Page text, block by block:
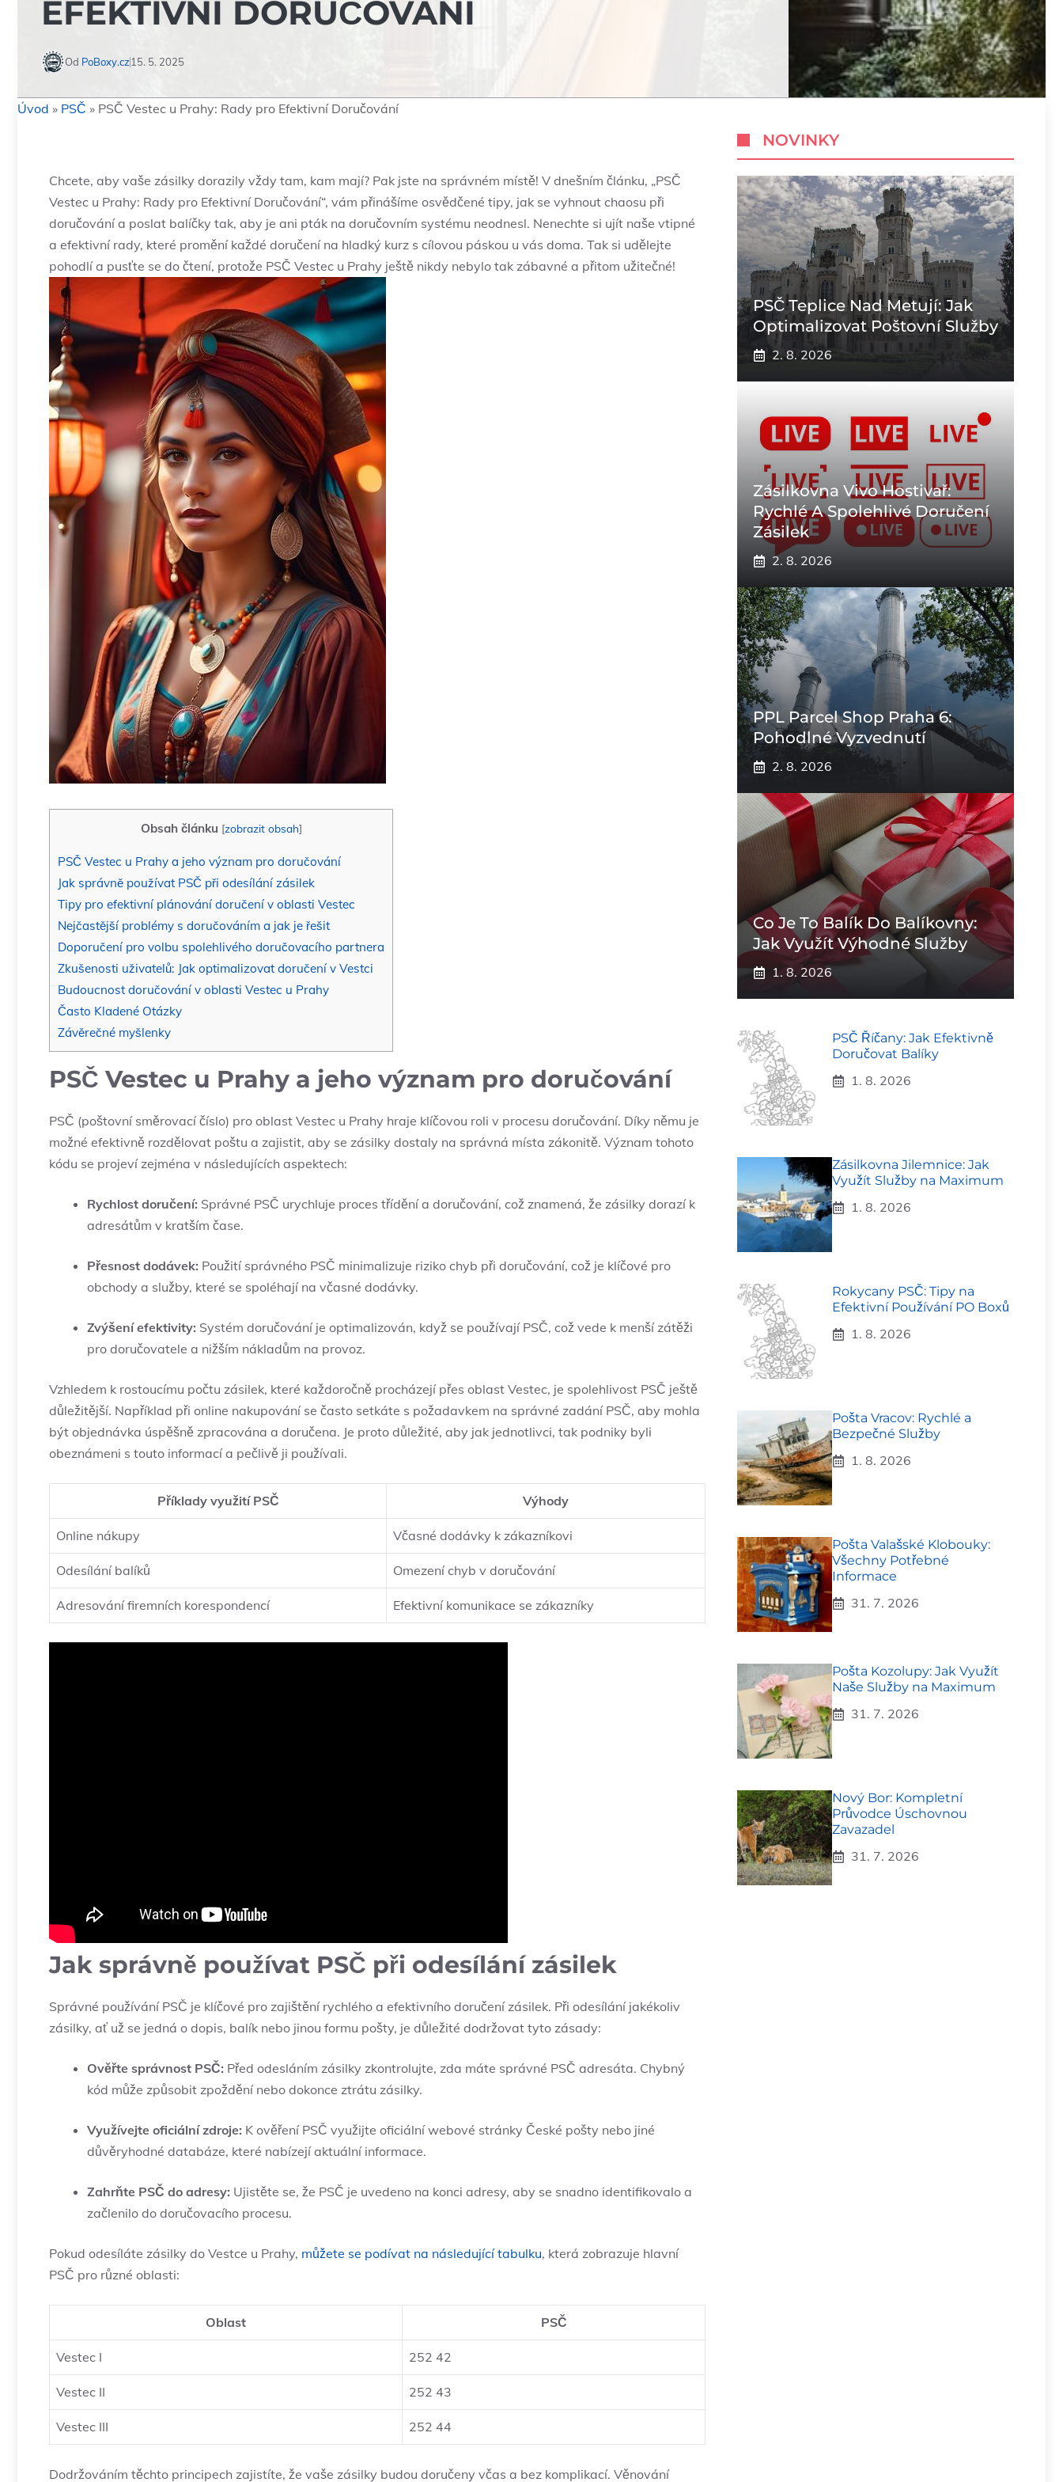
EFEKTIVNÍ DORUČOVÁNÍ
Od PoBoxy.cz 15. 5. 2025
Úvod » PSČ » PSČ Vestec u Prahy: Rady pro Efektivní Doručování
Chcete, aby vaše zásilky dorazily vždy tam, kam mají? Pak jste na správném místě! V dnešním článku, „PSČ
Vestec u Prahy: Rady pro Efektivní Doručování“, vám přinášíme osvědčené tipy, jak se vyhnout chaosu při
doručování a poslat balíčky tak, aby je ani pták na doručovním systému neodnesl. Nenechte si ujít naše vtipné
a efektivní rady, které promění každé doručení na hladký kurz s cílovou páskou u vás doma. Tak si udělejte
pohodlí a pusťte se do čtení, protože PSČ Vestec u Prahy ještě nikdy nebylo tak zábavné a přitom užitečné!
Obsah článku [zobrazit obsah]
PSČ Vestec u Prahy a jeho význam pro doručování
Jak správně používat PSČ při odesílání zásilek
Tipy pro efektivní plánování doručení v oblasti Vestec
Nejčastější problémy s doručováním a jak je řešit
Doporučení pro volbu spolehlivého doručovacího partnera
Zkušenosti uživatelů: Jak optimalizovat doručení v Vestci
Budoucnost doručování v oblasti Vestec u Prahy
Často Kladené Otázky
Závěrečné myšlenky
PSČ Vestec u Prahy a jeho význam pro doručování
PSČ (poštovní směrovací číslo) pro oblast Vestec u Prahy hraje klíčovou roli v procesu doručování. Díky němu je
možné efektivně rozdělovat poštu a zajistit, aby se zásilky dostaly na správná místa zákonitě. Význam tohoto
kódu se projeví zejména v následujících aspektech:
Rychlost doručení: Správné PSČ urychluje proces třídění a doručování, což znamená, že zásilky dorazí k
adresátům v kratším čase.
Přesnost dodávek: Použití správného PSČ minimalizuje riziko chyb při doručování, což je klíčové pro
obchody a služby, které se spoléhají na včasné dodávky.
Zvýšení efektivity: Systém doručování je optimalizován, když se používají PSČ, což vede k menší zátěži
pro doručovatele a nižším nákladům na provoz.
Vzhledem k rostoucímu počtu zásilek, které každoročně procházejí přes oblast Vestec, je spolehlivost PSČ ještě
důležitější. Například při online nakupování se často setkáte s požadavkem na správné zadání PSČ, aby mohla
být objednávka úspěšně zpracována a doručena. Je proto důležité, aby jak jednotlivci, tak podniky byli
obeznámeni s touto informací a pečlivě ji používali.
Příklady využití PSČ Výhody
Online nákupy Včasné dodávky k zákazníkovi
Odesílání balíků Omezení chyb v doručování
Adresování firemních korespondencí Efektivní komunikace se zákazníky
Jak správně používat PSČ při odesílání zásilek
Správné používání PSČ je klíčové pro zajištění rychlého a efektivního doručení zásilek. Při odesílání jakékoliv
zásilky, ať už se jedná o dopis, balík nebo jinou formu pošty, je důležité dodržovat tyto zásady:
Ověřte správnost PSČ: Před odesláním zásilky zkontrolujte, zda máte správné PSČ adresáta. Chybný
kód může způsobit zpoždění nebo dokonce ztrátu zásilky.
Využívejte oficiální zdroje: K ověření PSČ využijte oficiální webové stránky České pošty nebo jiné
důvěryhodné databáze, které nabízejí aktuální informace.
Zahrňte PSČ do adresy: Ujistěte se, že PSČ je uvedeno na konci adresy, aby se snadno identifikovalo a
začlenilo do doručovacího procesu.
Pokud odesíláte zásilky do Vestce u Prahy, můžete se podívat na následující tabulku, která zobrazuje hlavní
PSČ pro různé oblasti:
Oblast PSČ
Vestec I 252 42
Vestec II 252 43
Vestec III 252 44
Dodržováním těchto principech zajistíte, že vaše zásilky budou doručeny včas a bez komplikací. Věnování
NOVINKY
PSČ Teplice Nad Metují: Jak
Optimalizovat Poštovní Služby
2. 8. 2026
Zásilkovna Vivo Hostivař:
Rychlé A Spolehlivé Doručení
Zásilek
2. 8. 2026
PPL Parcel Shop Praha 6:
Pohodlné Vyzvednutí
2. 8. 2026
Co Je To Balík Do Balíkovny:
Jak Využít Výhodné Služby
1. 8. 2026
PSČ Říčany: Jak Efektivně
Doručovat Balíky
1. 8. 2026
Zásilkovna Jilemnice: Jak
Využít Služby na Maximum
1. 8. 2026
Rokycany PSČ: Tipy na
Efektivní Používání PO Boxů
1. 8. 2026
Pošta Vracov: Rychlé a
Bezpečné Služby
1. 8. 2026
Pošta Valašské Klobouky:
Všechny Potřebné
Informace
31. 7. 2026
Pošta Kozolupy: Jak Využít
Naše Služby na Maximum
31. 7. 2026
Nový Bor: Kompletní
Průvodce Úschovnou
Zavazadel
31. 7. 2026